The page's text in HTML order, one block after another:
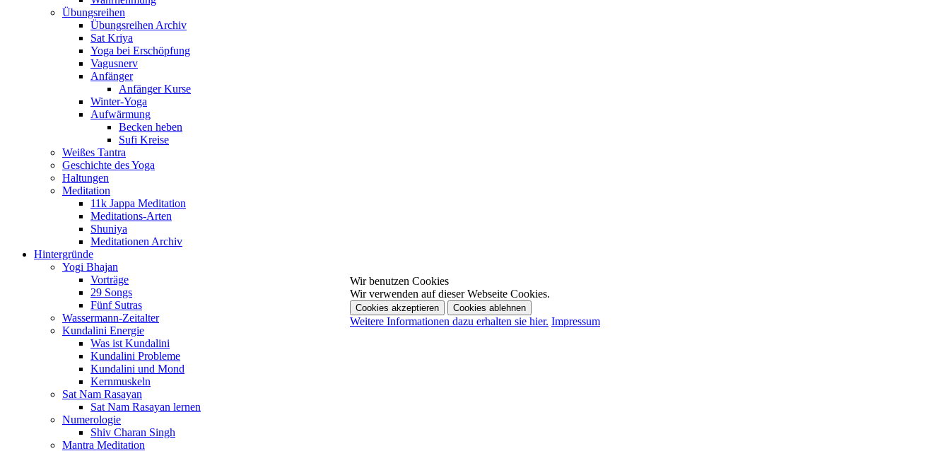
Übungsreihen
Übungsreihen Archiv
Sat Kriya
Yoga bei Erschöpfung
Vagusnerv
Anfänger
Anfänger Kurse
Winter-Yoga
Aufwärmung
Becken heben
Sufi Kreise
Weißes Tantra
Geschichte des Yoga
Haltungen
Meditation
11k Jappa Meditation
Meditations-Arten
Shuniya
Meditationen Archiv
Hintergründe
Yogi Bhajan
Vorträge
29 Songs
Fünf Sutras
Wassermann-Zeitalter
Kundalini Energie
Was ist Kundalini
Kundalini Probleme
Kundalini und Mond
Kernmuskeln
Sat Nam Rasayan
Sat Nam Rasayan lernen
Numerologie
Shiv Charan Singh
Mantra Meditation
Wir benutzen Cookies
Wir verwenden auf dieser Webseite Cookies.
Cookies akzeptieren Cookies ablehnen
Weitere Informationen dazu erhalten sie hier. Impressum